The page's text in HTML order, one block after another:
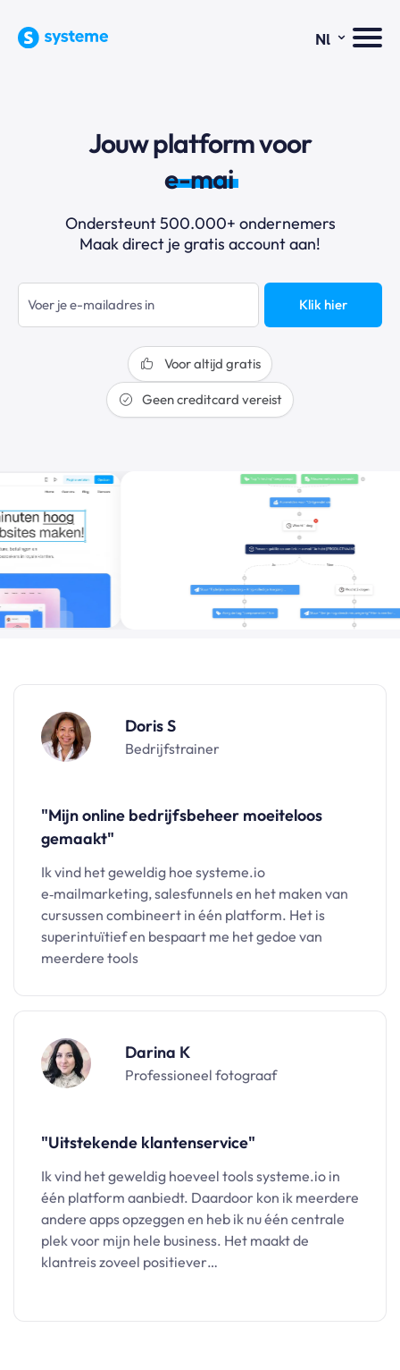
Nl ⌄
Jouw platform voor
e-mailm
Ondersteunt 500.000+ ondernemers
Maak direct je gratis account aan!
Klik hier
Voor altijd gratis
Geen creditcard vereist
Doris S
Bedrijfstrainer
"Mijn online bedrijfsbeheer moeiteloos
gemaakt"
Ik vind het geweldig hoe systeme.io
e‑mailmarketing, salesfunnels en het maken van
cursussen combineert in één platform. Het is
superintuïtief en bespaart me het gedoe van
meerdere tools
Darina K
Professioneel fotograaf
"Uitstekende klantenservice"
Ik vind het geweldig hoeveel tools systeme.io in
één platform aanbiedt. Daardoor kon ik meerdere
andere apps opzeggen en heb ik nu één centrale
plek voor mijn hele business. Het maakt de
klantreis zoveel positiever…